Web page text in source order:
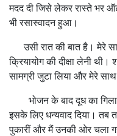
मदद दी जिसे लेकर रास्ते भर
भी रसास्वादन हुआ।
उसी रात की बात है। मेरे
क्रियायोग की दीक्षा लेनी थी।
सामग्री जुटा लिया और मेरे
भोजन के बाद दूध का
इसके लिए धन्यवाद दिया।
पुकारीं और मैं उनकी ओर चला